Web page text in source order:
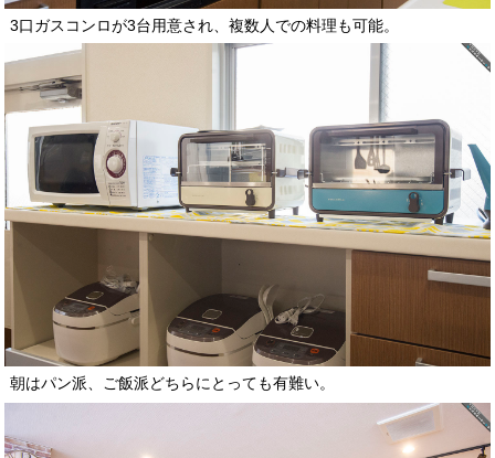
3口ガスコンロが3台用意され、複数人での料理も可能。
朝はパン派、ご飯派どちらにとっても有難い。